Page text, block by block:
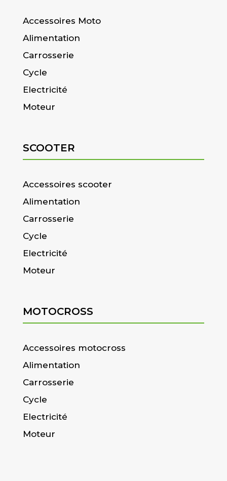
Accessoires Moto
Alimentation
Carrosserie
Cycle
Electricité
Moteur
SCOOTER
Accessoires scooter
Alimentation
Carrosserie
Cycle
Electricité
Moteur
MOTOCROSS
Accessoires motocross
Alimentation
Carrosserie
Cycle
Electricité
Moteur